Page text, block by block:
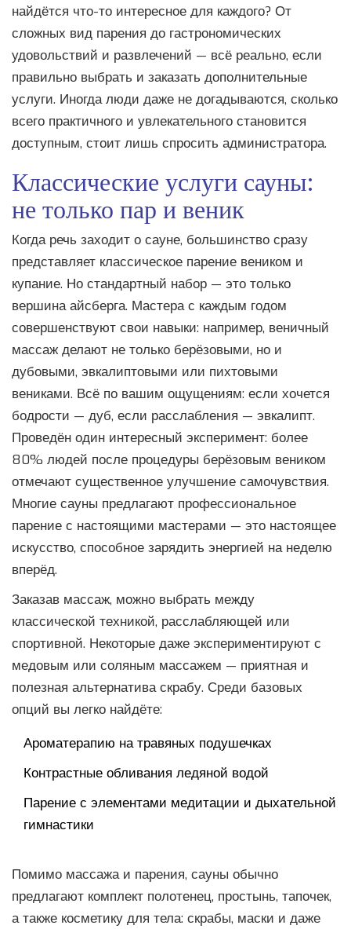
найдётся что-то интересное для каждого? От
сложных вид парения до гастрономических
удовольствий и развлечений — всё реально, если
правильно выбрать и заказать дополнительные
услуги. Иногда люди даже не догадываются, сколько
всего практичного и увлекательного становится
доступным, стоит лишь спросить администратора.
Классические услуги сауны:
не только пар и веник
Когда речь заходит о сауне, большинство сразу
представляет классическое парение веником и
купание. Но стандартный набор — это только
вершина айсберга. Мастера с каждым годом
совершенствуют свои навыки: например, веничный
массаж делают не только берёзовыми, но и
дубовыми, эвкалиптовыми или пихтовыми
вениками. Всё по вашим ощущениям: если хочется
бодрости — дуб, если расслабления — эвкалипт.
Проведён один интересный эксперимент: более
80% людей после процедуры берёзовым веником
отмечают существенное улучшение самочувствия.
Многие сауны предлагают профессиональное
парение с настоящими мастерами — это настоящее
искусство, способное зарядить энергией на неделю
вперёд.
Заказав массаж, можно выбрать между
классической техникой, расслабляющей или
спортивной. Некоторые даже экспериментируют с
медовым или соляным массажем — приятная и
полезная альтернатива скрабу. Среди базовых
опций вы легко найдёте:
Ароматерапию на травяных подушечках
Контрастные обливания ледяной водой
Парение с элементами медитации и дыхательной
гимнастики
Помимо массажа и парения, сауны обычно
предлагают комплект полотенец, простынь, тапочек,
а также косметику для тела: скрабы, маски и даже